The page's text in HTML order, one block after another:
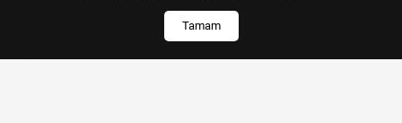
Tamam